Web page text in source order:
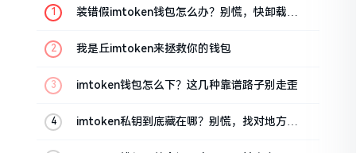
装错假imtoken钱包怎么办？别慌，快卸载，
我是丘imtoken来拯救你的钱包
imtoken钱包怎么下？这几种靠谱路子别走歪
imtoken私钥到底藏在哪？别慌，找对地方才